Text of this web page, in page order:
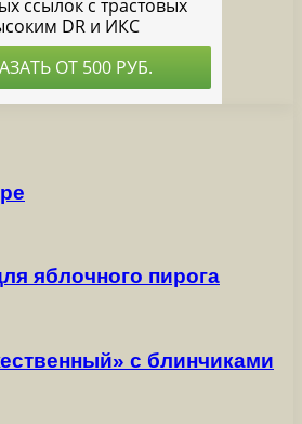
яблочного пирога
с блинчиками